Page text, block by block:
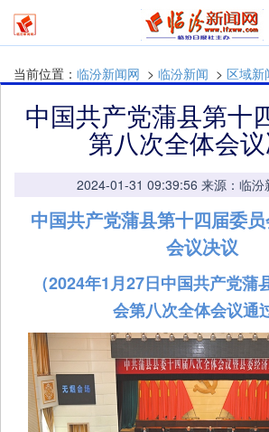
当前位置： 临汾新闻网 > 临汾新闻 > 区域新
中国共产党蒲县第十
第八次全体会
2024-01-31 09:39:56 来源：临
中国共产党蒲县第十四届委
会议决议
（2024年1月27日中国共产党蒲
会第八次全体会议通